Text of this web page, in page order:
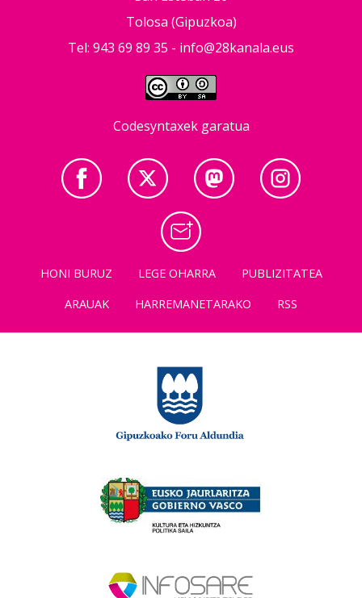
Tolosa (Gipuzkoa)
Tel: 943 69 89 35 - info@28kanala.eus
Codesyntaxek garatua
HONI BURUZ LEGE OHARRA
PUBLIZITATEA
ARAUAK
HARREMANETARAKO RSS